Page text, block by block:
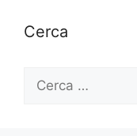
Cerca
Ricerca